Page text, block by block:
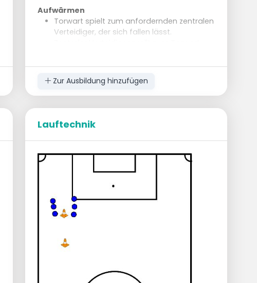
Aufwärmen
Torwart spielt zum anfordernden zentralen
Verteidiger, der sich fallen lässt.
Torwart kontrolliert mit dem entfernten
offensiven Mittelfeldspieler.
Offensiver Mittelfeldspieler kontrolliert mit
dem entfernten Fuß und prallt zum
zentralen Verteidiger zurück.
Zentraler Verteidiger spielt zum
anfordernden Stürmer, der sich fallen lässt.
Stürmer slalomiert durch Hütchen zurück
zur Ausgangsposition.
Torwart nimmt die Position des zentralen
Verteidigers ein, zentraler Verteidiger die
des offensiven Mittelfeldspielers, und der
Stürmers.
oder umgekehrt.
Zur Ausbildung hinzufügen
Lauftechnik